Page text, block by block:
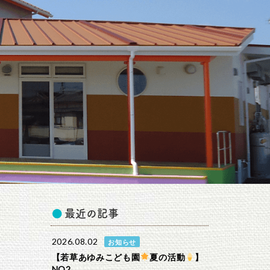
最近の記事
2026.08.02 お知らせ
【若草あゆみこども園 夏の活動
】